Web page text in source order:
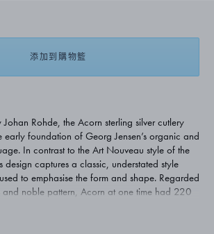
添加到購物籃
Rohde, the Acorn sterling silver cutlery
early foundation of Georg Jensen’s organic and
In contrast to the Art Nouveau style of the
design captures a classic, understated style
to emphasise the form and shape. Regarded
and noble pattern, Acorn at one time had 220
most exclusive silver cutlery patterns.